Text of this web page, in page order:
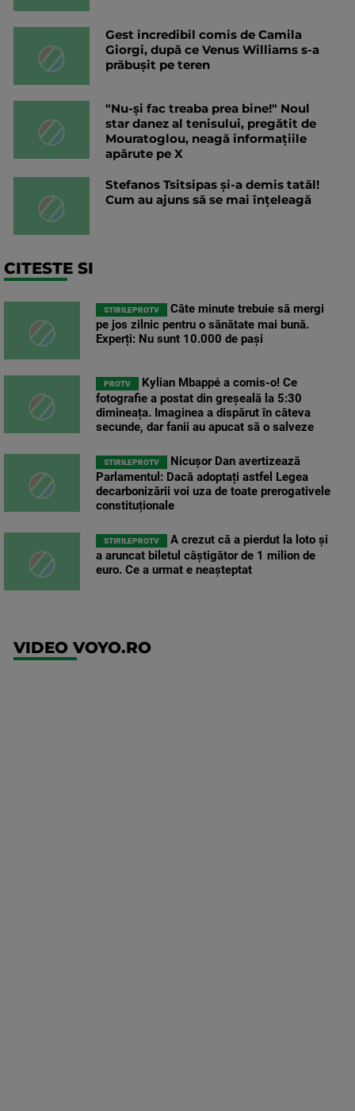
Gest incredibil comis de Camila
Giorgi, după ce Venus Williams s-a
prăbușit pe teren
"Nu-și fac treaba prea bine!" Noul
star danez al tenisului, pregătit de
Mouratoglou, neagă informațiile
apărute pe X
Stefanos Tsitsipas și-a demis tatăl!
Cum au ajuns să se mai înțeleagă
CITESTE SI
STIRILEPROTV
Câte minute trebuie să mergi
pe jos zilnic pentru o sănătate mai bună.
Experți: Nu sunt 10.000 de pași
PROTV
Kylian Mbappé a comis-o! Ce
fotografie a postat din greșeală la 5:30
dimineața. Imaginea a dispărut în câteva
secunde, dar fanii au apucat să o salveze
STIRILEPROTV
Nicușor Dan avertizează
Parlamentul: Dacă adoptați astfel Legea
decarbonizării voi uza de toate prerogativele
constituționale
STIRILEPROTV
A crezut că a pierdut la loto și
a aruncat biletul câștigător de 1 milion de
euro. Ce a urmat e neașteptat
VIDEO VOYO.RO